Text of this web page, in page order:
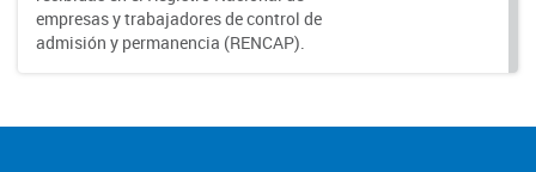
empresas y trabajadores de control de
admisión y permanencia (RENCAP).